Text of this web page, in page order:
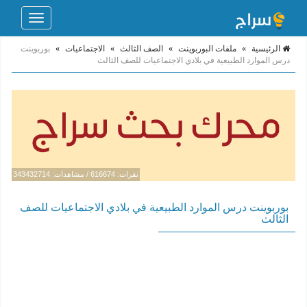
Toggle
الرئيسية » ملفات البوربوينت » الصف الثالث » الاجتماعيات » بوربوينت
درس الموارد الطبيعية في بلادي الاجتماعيات للصف الثالث
نقرات: 616674 / مشاهدات: 343432714
بوربوينت درس الموارد الطبيعية في بلادي الاجتماعيات للصف
الثالث